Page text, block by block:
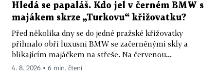
Hledá se papaláš. Kdo jel v černém BMW s
majákem skrze „Turkovu“ křižovatku?
Před několika dny se do jedné pražské křižovatky
přihnalo obří luxusní BMW se začerněnými skly a
blikajícím majáčkem na střeše. Na červenou...
4. 8. 2026 ▪ 6 min. čtení